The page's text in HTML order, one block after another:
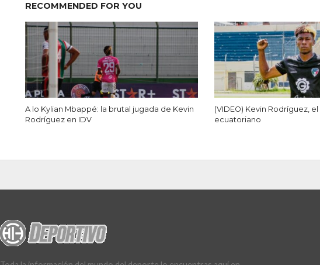
RECOMMENDED FOR YOU
A lo Kylian Mbappé: la brutal jugada de Kevin
Rodríguez en IDV
(VIDEO) Kevin Rodríguez,
ecuatoriano